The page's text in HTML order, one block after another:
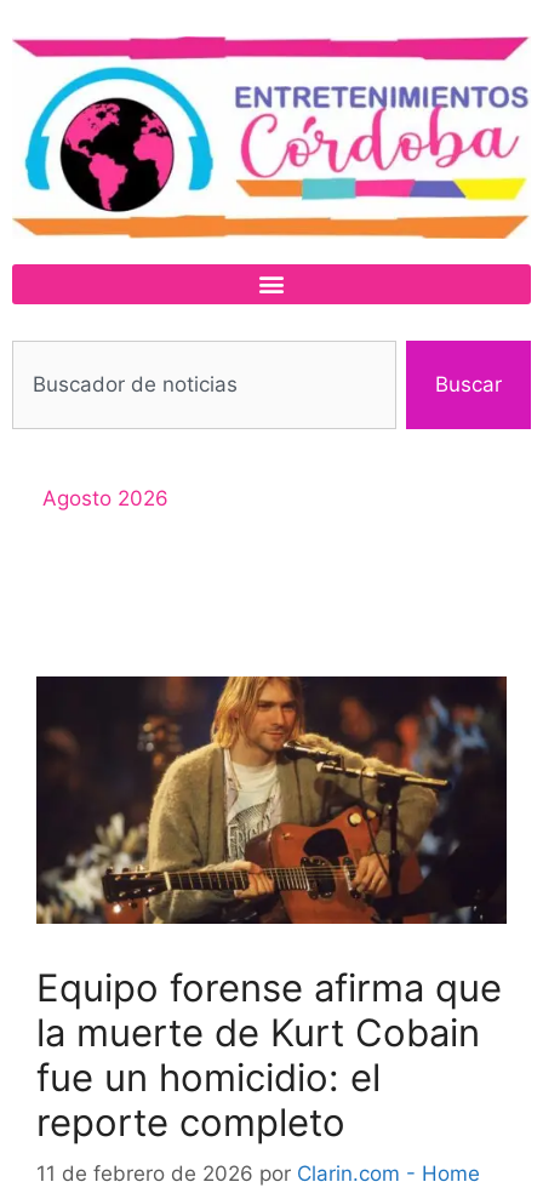
Buscar
Agosto 2026
Equipo forense afirma que
la muerte de Kurt Cobain
fue un homicidio: el
reporte completo
11 de febrero de 2026 por Clarin.com - Home